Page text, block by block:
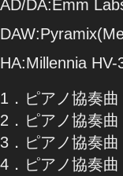
AD/DA:Emm
HA:Millennia HV-
1．ピアノ協奏
2．ピアノ協奏
3．ピアノ協奏
4．ピアノ協奏